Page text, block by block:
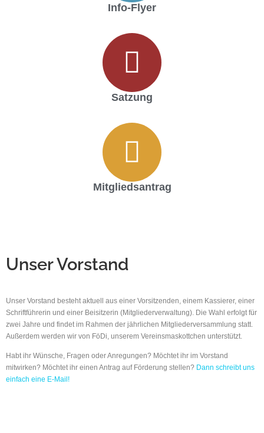
Info-Flyer
Satzung
Mitgliedsantrag
Unser Vorstand
Unser Vorstand besteht aktuell aus einer Vorsitzenden, einem Kassierer, einer
Schriftführerin und einer Beisitzerin (Mitgliederverwaltung). Die Wahl erfolgt für
zwei Jahre und findet im Rahmen der jährlichen Mitgliederversammlung statt.
Außerdem werden wir von FöDi, unserem Vereinsmaskottchen unterstützt.
Habt ihr Wünsche, Fragen oder Anregungen? Möchtet ihr im Vorstand
mitwirken? Möchtet ihr einen Antrag auf Förderung stellen? Dann schreibt uns
einfach eine E-Mail!